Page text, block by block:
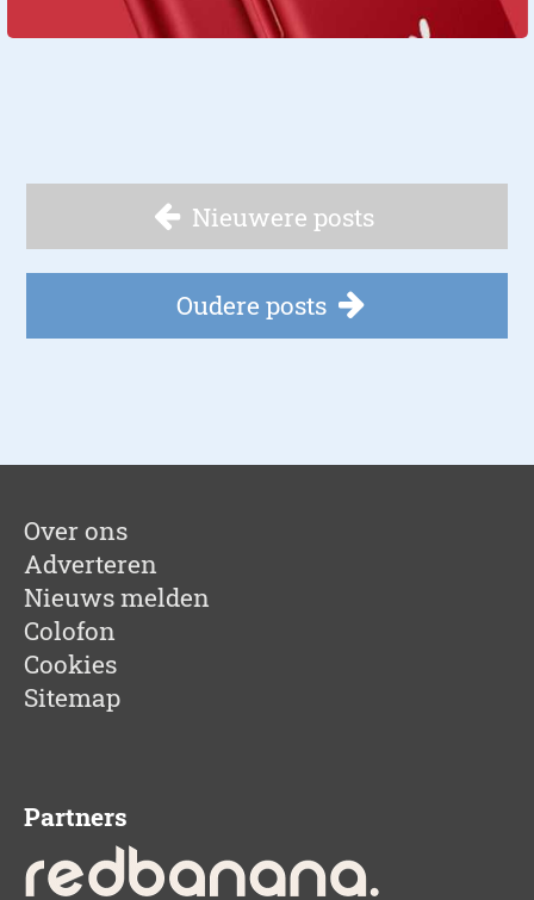
Nieuwere posts
Oudere posts
Over ons
Adverteren
Nieuws melden
Colofon
Cookies
Sitemap
Partners